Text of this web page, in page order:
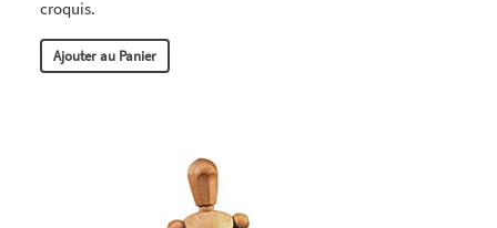
croquis.
Ajouter au Panier